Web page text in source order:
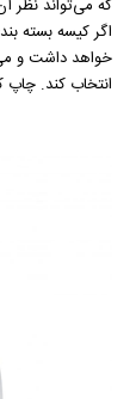
که می‌تواند نظر
اگر کیسه بسته
خواهد داشت و
انتخاب کند. چاپ